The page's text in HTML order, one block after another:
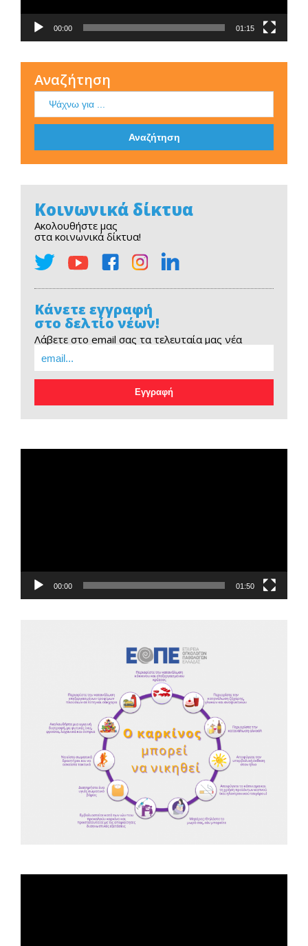
00:00 01:15
Αναζήτηση
Κοινωνικά δίκτυα
Ακολουθήστε μας
στα κοινωνικά δίκτυα!
Κάνετε εγγραφή
στο δελτίο νέων!
Λάβετε στο email σας τα τελευταία μας νέα
00:00 01:50